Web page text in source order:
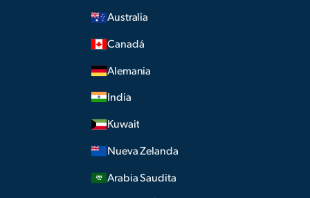
Australia
Canadá
Alemania
India
Kuwait
Nueva Zelanda
Arabia Saudita